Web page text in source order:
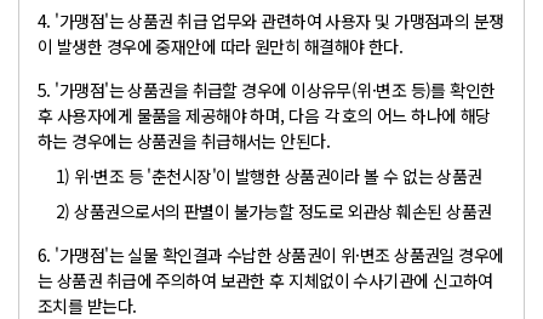
4. '가맹점'는 상품권 취급 업무와 관련하여 사용자 및 가맹점과의 분쟁
이 발생한 경우에 중재안에 따라 원만히 해결해야 한다.
5. '가맹점'는 상품권을 취급할 경우에 이상유무(위·변조 등)를 확인한
후 사용자에게 물품을 제공해야 하며, 다음 각 호의 어느 하나에 해당
하는 경우에는 상품권을 취급해서는 안된다.
1) 위·변조 등 '춘천시장'이 발행한 상품권이라 볼 수 없는 상품권
2) 상품권으로서의 판별이 불가능할 정도로 외관상 훼손된 상품권
6. '가맹점'는 실물 확인결과 수납한 상품권이 위·변조 상품권일 경우에
는 상품권 취급에 주의하여 보관한 후 지체없이 수사기관에 신고하여
조치를 받는다.